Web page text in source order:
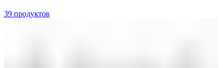
39 продуктов